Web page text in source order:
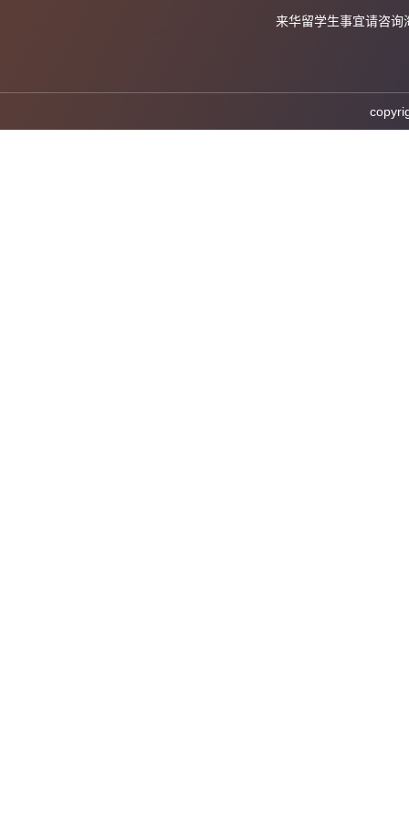
来华留学生事宜请咨